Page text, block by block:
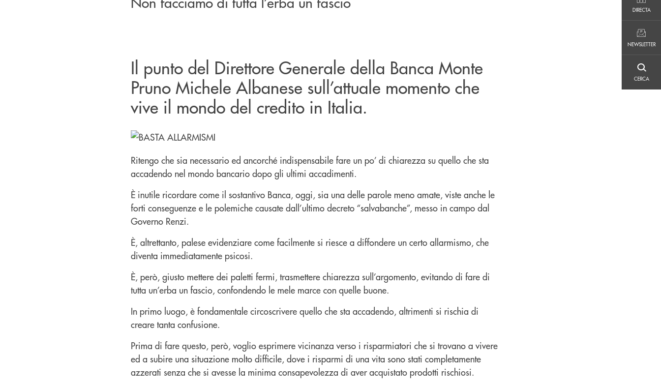
DIRECTA
NEWSLETTER
CERCA
Il punto del Direttore Generale della Banca Monte
Pruno Michele Albanese sull’attuale momento che
vive il mondo del credito in Italia.
Ritengo che sia necessario ed ancorché indispensabile fare un po’ di chiarezza su quello che sta
accadendo nel mondo bancario dopo gli ultimi accadimenti.
È inutile ricordare come il sostantivo Banca, oggi, sia una delle parole meno amate, viste anche le
forti conseguenze e le polemiche causate dall’ultimo decreto “salvabanche”, messo in campo dal
Governo Renzi.
È, altrettanto, palese evidenziare come facilmente si riesce a diffondere un certo allarmismo, che
diventa immediatamente psicosi.
È, però, giusto mettere dei paletti fermi, trasmettere chiarezza sull’argomento, evitando di fare di
tutta un’erba un fascio, confondendo le mele marce con quelle buone.
In primo luogo, è fondamentale circoscrivere quello che sta accadendo, altrimenti si rischia di
creare tanta confusione.
Prima di fare questo, però, voglio esprimere vicinanza verso i risparmiatori che si trovano a vivere
ed a subire una situazione molto difficile, dove i risparmi di una vita sono stati completamente
azzerati senza che si avesse la minima consapevolezza di aver acquistato prodotti rischiosi.